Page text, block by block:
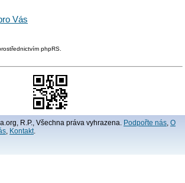
Vás
phpRS.
R.P., Všechna práva vyhrazena. Podpořte nás O
Kontakt.